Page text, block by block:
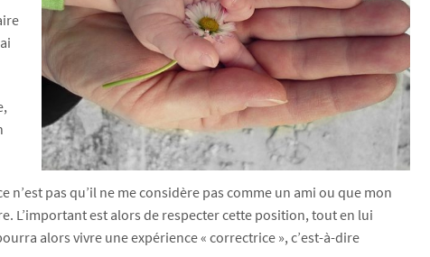
pas qu’il ne me considère pas comme un ami ou que mon
L’important est alors de respecter cette position, tout en lui
alors vivre une expérience « correctrice », c’est-à-dire